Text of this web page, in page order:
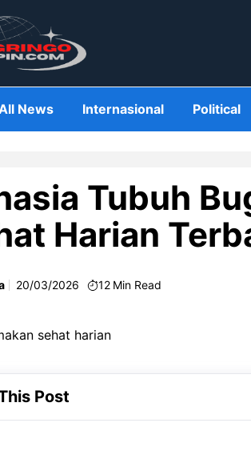
News Internasional Political
Tubuh
Harian
20/03/2026 12 Min Read
Post